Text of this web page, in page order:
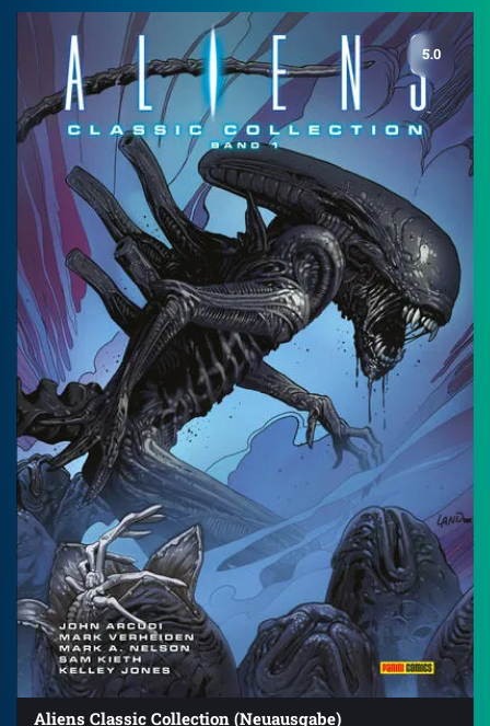
5.0
Aliens Classic Collection (Neuausgabe)